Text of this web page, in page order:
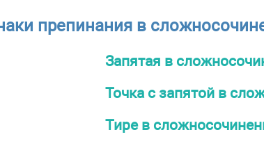
препинания в
Запятая в
Точка с запятой в
Тире в